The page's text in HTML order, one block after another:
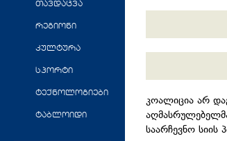
თავდაცვა
რეგიონი
კულტურა
სპორტი
ტექნოლოგიები
ტაბლოიდი
კოალიცია არ
საარჩევნო სიის